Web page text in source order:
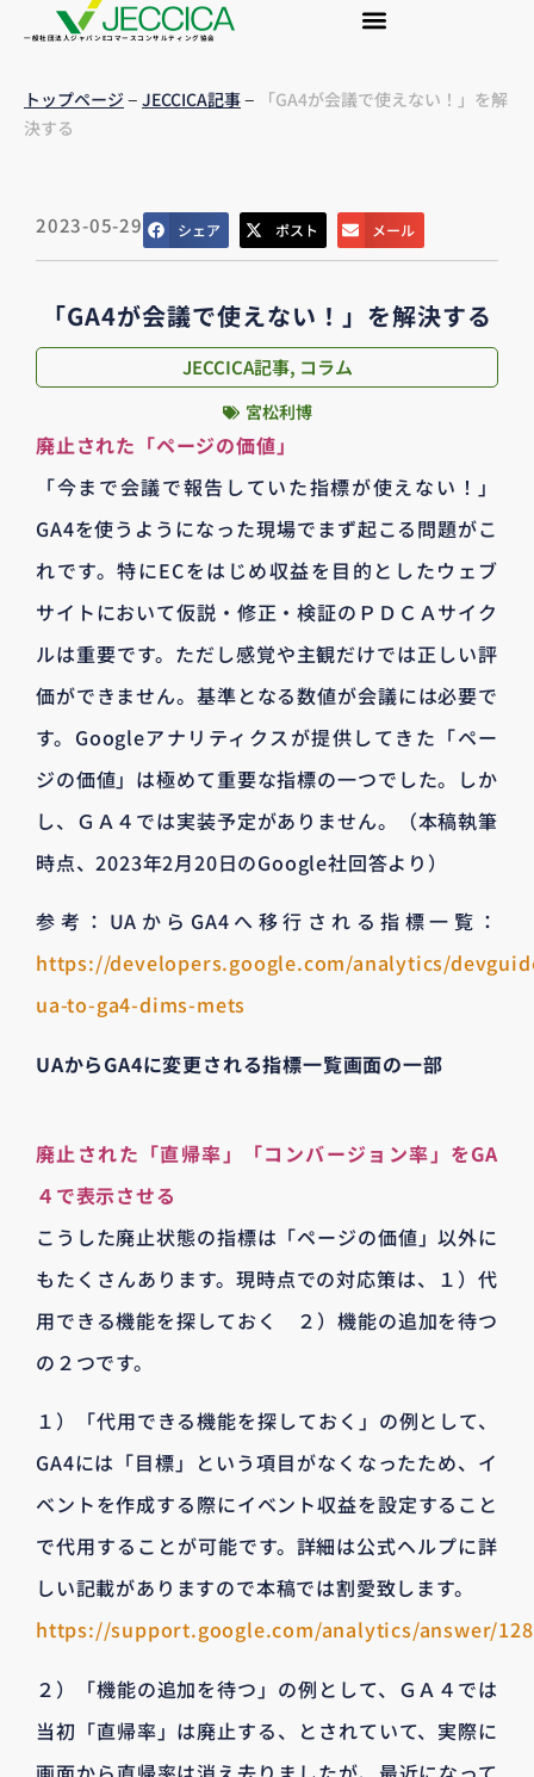
一般社団法人ジャパンEコマースコンサルティング協会
トップページ– JECCICA記事– 「GA4が会議で使えない！」を解
決する
2023-05-29 シェア ポスト メール
「GA4が会議で使えない！」を解決する
JECCICA記事, コラム
宮松利博
廃止された「ページの価値」
「今まで会議で報告していた指標が使えない！」
GA4を使うようになった現場でまず起こる問題がこ
れです。特にECをはじめ収益を目的としたウェブ
サイトにおいて仮説・修正・検証のＰＤＣＡサイク
ルは重要です。ただし感覚や主観だけでは正しい評
価ができません。基準となる数値が会議には必要で
す。Googleアナリティクスが提供してきた「ペー
ジの価値」は極めて重要な指標の一つでした。しか
し、ＧＡ４では実装予定がありません。（本稿執筆
時点、2023年2月20日のGoogle社回答より）
参考：UAからGA4へ移行される指標一覧：
https://developers.google.com/analytics/
ua-to-ga4-dims-mets
UAからGA4に変更される指標一覧画面の一部
廃止された「直帰率」「コンバージョン率」をGA
４で表示させる
こうした廃止状態の指標は「ページの価値」以外に
もたくさんあります。現時点での対応策は、１）代
用できる機能を探しておく ２）機能の追加を待つ
の２つです。
１）「代用できる機能を探しておく」の例として、
GA4には「目標」という項目がなくなったため、イ
ベントを作成する際にイベント収益を設定すること
で代用することが可能です。詳細は公式ヘルプに詳
しい記載がありますので本稿では割愛致します。
https://support.google.com/analytics/answer/
２）「機能の追加を待つ」の例として、ＧＡ４では
当初「直帰率」は廃止する、とされていて、実際に